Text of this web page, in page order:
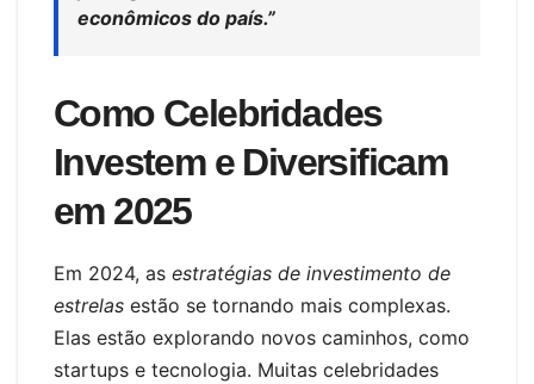
econômicos do país.”
Como Celebridades
Investem e Diversificam
em 2025
Em 2024, as estratégias de investimento de
estrelas estão se tornando mais complexas.
Elas estão explorando novos caminhos, como
startups e tecnologia. Muitas celebridades